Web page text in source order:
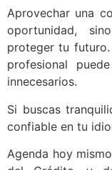
Aprovechar una
oportunidad,
proteger tu
profesional
innecesarios.
Si buscas
confiable en tu
Agenda hoy